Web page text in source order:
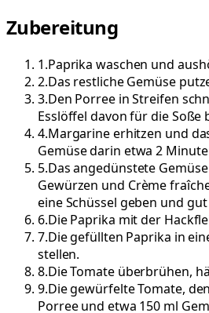
Zubereitung
1.Paprika waschen und
2.Das restliche Gemüse
3.Den Porree in Streifen
Esslöffel davon für die Soße
4.Margarine erhitzen und
Gemüse darin etwa 2
5.Das angedünstete
Gewürzen und Crème
eine Schüssel geben und
6.Die Paprika mit der
7.Die gefüllten Paprika in
stellen.
8.Die Tomate überbrühen,
9.Die gewürfelte Tomate,
Porree und etwa 150 ml